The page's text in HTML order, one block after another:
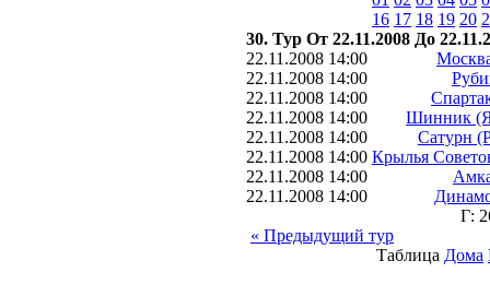
16 17 18 19 20
30. Тур От 22.11.2008 До
22.11.2008 14:00
22.11.2008 14:00
22.11.2008 14:00
22.11.2008 14:00
Шинник
22.11.2008 14:00
Сатурн
22.11.2008 14:00 Крылья
22.11.2008 14:00
22.11.2008 14:00
Г:
« Предыдущий тур
Таблица Дома